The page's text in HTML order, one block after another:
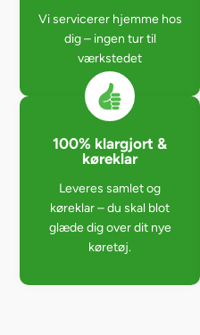
Vi servicerer hjemme hos
dig – ingen tur til
værkstedet
100% klargjort &
køreklar
Leveres samlet og
køreklar – du skal blot
glæde dig over dit nye
køretøj.